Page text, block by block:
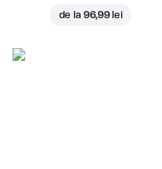
de la 96,99 lei